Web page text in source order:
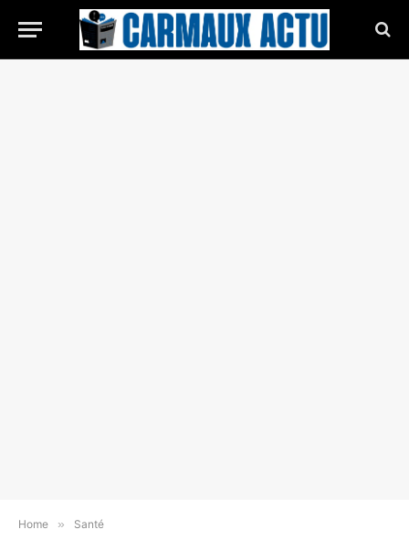
Home » Santé